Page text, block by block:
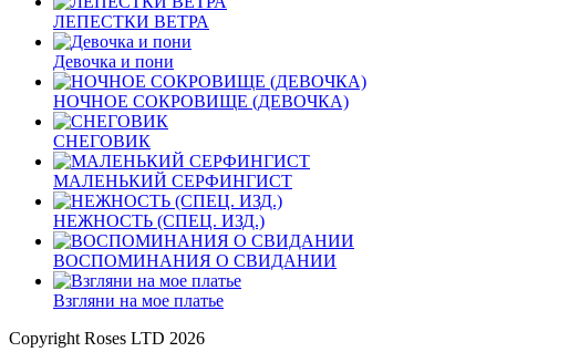
ЛЕПЕСТКИ ВЕТРА
Девочка и пони
НОЧНОЕ СОКРОВИЩЕ (ДЕВОЧКА)
СНЕГОВИК
МАЛЕНЬКИЙ СЕРФИНГИСТ
НЕЖНОСТЬ (СПЕЦ. ИЗД.)
ВОСПОМИНАНИЯ О СВИДАНИИ
Взгляни на мое платье
Copyright Roses LTD 2026